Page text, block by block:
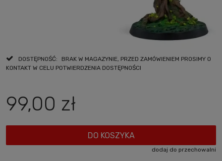
DOSTĘPNOŚĆ:
BRAK W MAGAZYNIE, PRZED ZAMÓWIENIEM PROSIMY O
KONTAKT W CELU POTWIERDZENIA DOSTĘPNOŚCI
99,00 zł
DO KOSZYKA
dodaj do przechowalni